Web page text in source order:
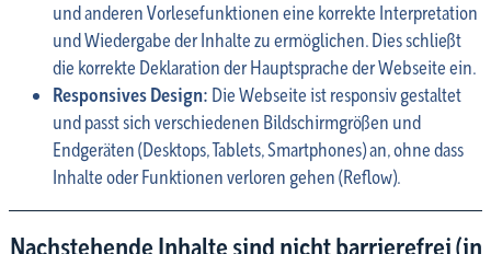
und anderen Vorlesefunktionen eine korrekte Interpretation
und Wiedergabe der Inhalte zu ermöglichen. Dies schließt
die korrekte Deklaration der Hauptsprache der Webseite ein.
Responsives Design: Die Webseite ist responsiv gestaltet
und passt sich verschiedenen Bildschirmgrößen und
Endgeräten (Desktops, Tablets, Smartphones) an, ohne dass
Inhalte oder Funktionen verloren gehen (Reflow).
Nachstehende Inhalte sind nicht barrierefrei (in